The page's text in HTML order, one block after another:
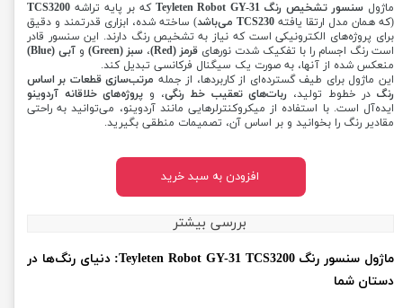
ماژول سنسور تشخیص رنگ Teyleten Robot GY-31 که بر پایه تراشه TCS3200
(که همان مدل ارتقا یافته TCS230 می‌باشد
) ساخته شده، ابزاری قدرتمند و دقیق
برای پروژه‌های الکترونیکی است که نیاز به تشخیص رنگ دارند. این سنسور قادر
است رنگ اجسام را با تفکیک شدت نورهای قرمز (Red) ، سبز (Green) و آبی (Blue)
منعکس شده از آنها، به صورت یک سیگنال فرکانسی تبدیل کند.
این ماژول برای طیف گسترده‌ای از کاربردها، از جمله مرتب‌سازی قطعات بر اساس
رنگدر خطوط تولید، ربات‌های تعقیب خط رنگی، و پروژه‌های خلاقانه آردوینو
ایده‌آل است. با استفاده از میکروکنترلرهایی مانند آردوینو، می‌توانید به راحتی
مقادیر رنگ را بخوانید و بر اساس آن، تصمیمات منطقی بگیرید.
افزودن به سبد خرید
بررسی بیشتر
ماژول سنسور رنگ Teyleten Robot GY-31 TCS3200: دنیای رنگ‌ها در
دستان شما